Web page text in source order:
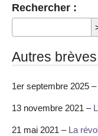
Rechercher :
Autres brèves
1er septembre 2025 –
13 novembre 2021 –
21 mai 2021 – La